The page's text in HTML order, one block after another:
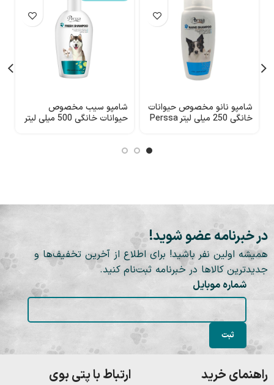
شامپو نانو مخصوص حیوانات
خانگی 250 میلی لیتر Perssa
شامپو سیب مخصوص
حیوانات خانگی 500 میلی لیتر
در خبرنامه عضو شوید!
همیشه اولین نفر باشید! برای اطلاع از آخرین تخفیف‌ها و
جدیدترین کالاها در خبرنامه ثبت‌نام کنید.
شماره موبایل
راهنمای خرید ارتباط با پتی بوی